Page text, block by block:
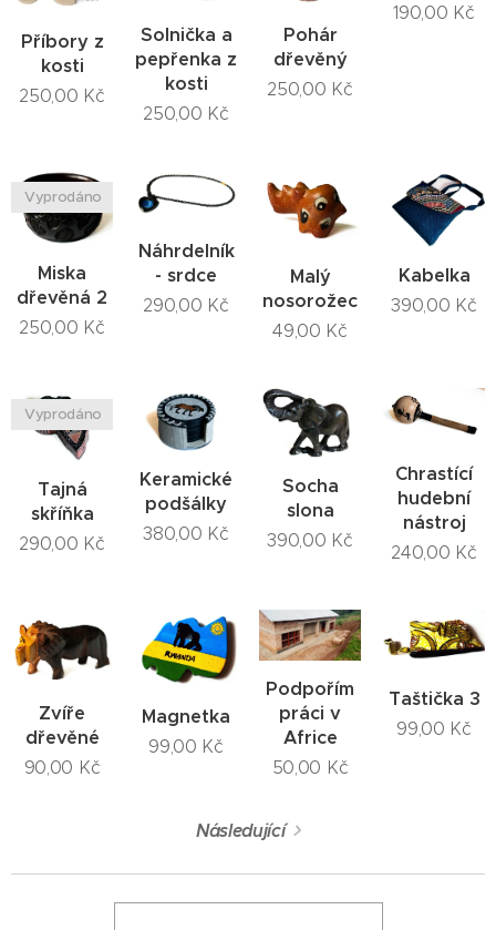
Příbory z
kosti
250,00 Kč
Solnička a
pepřenka z
kosti
250,00 Kč
Pohár
dřevěný
250,00 Kč
190,00 Kč
Miska
dřevěná 2
Vyprodáno
250,00 Kč
Náhrdelník
- srdce
290,00 Kč
Malý
nosorožec
49,00 Kč
Kabelka
390,00 Kč
Tajná
skříňka
Vyprodáno
290,00 Kč
Keramické
podšálky
380,00 Kč
Socha
slona
390,00 Kč
Chrastící
hudební
nástroj
240,00 Kč
Zvíře
dřevěné
90,00 Kč
Magnetka
99,00 Kč
Podpořím
práci v
Africe
50,00 Kč
Taštička 3
99,00 Kč
Následující